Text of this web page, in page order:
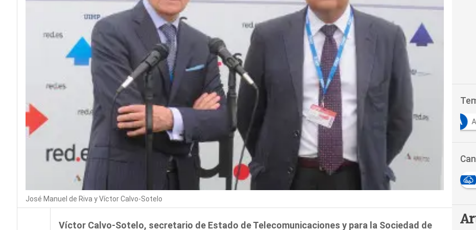
José Manuel de Riva y Víctor Calvo-Sotelo
Víctor Calvo-Sotelo, secretario de Estado de Telecomunicaciones y para la Sociedad de
A